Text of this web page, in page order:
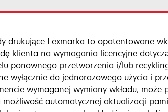
drukujące Lexmarka to opatentowane
klienta na wymagania licencyjne
ponownego przetworzenia i/lub
wyłącznie do jednorazowego użycia i
wymaganej wymiany wkładu,
możliwość automatycznej aktualizacji